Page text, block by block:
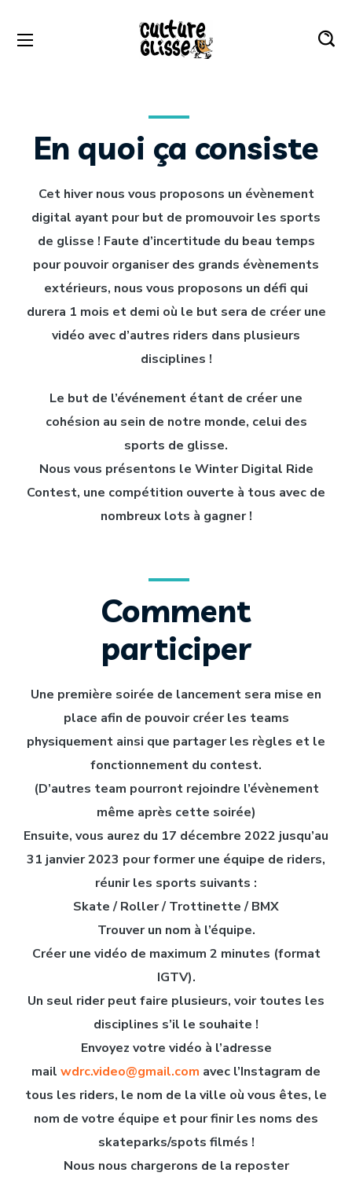
En quoi ça consiste
Cet hiver nous vous proposons un évènement
digital ayant pour but de promouvoir les sports
de glisse ! Faute d’incertitude du beau temps
pour pouvoir organiser des grands évènements
extérieurs, nous vous proposons un défi qui
durera 1 mois et demi où le but sera de créer une
vidéo avec d’autres riders dans plusieurs
disciplines !
Le but de l’événement étant de créer une
cohésion au sein de notre monde, celui des
sports de glisse.
Nous vous présentons le Winter Digital Ride
Contest, une compétition ouverte à tous avec de
nombreux lots à gagner !
Comment
participer
Une première soirée de lancement sera mise en
place afin de pouvoir créer les teams
physiquement ainsi que partager les règles et le
fonctionnement du contest.
(D’autres team pourront rejoindre l’évènement
même après cette soirée)
Ensuite, vous aurez du 17 décembre 2022 jusqu’au
31 janvier 2023 pour former une équipe de riders,
réunir les sports suivants :
Skate / Roller / Trottinette / BMX
Trouver un nom à l’équipe.
Créer une vidéo de maximum 2 minutes (format
IGTV).
Un seul rider peut faire plusieurs, voir toutes les
disciplines s’il le souhaite !
Envoyez votre vidéo à l’adresse
mail wdrc.video@gmail.com avec l’Instagram de
tous les riders, le nom de la ville où vous êtes, le
nom de votre équipe et pour finir les noms des
skateparks/spots filmés !
Nous nous chargerons de la reposter